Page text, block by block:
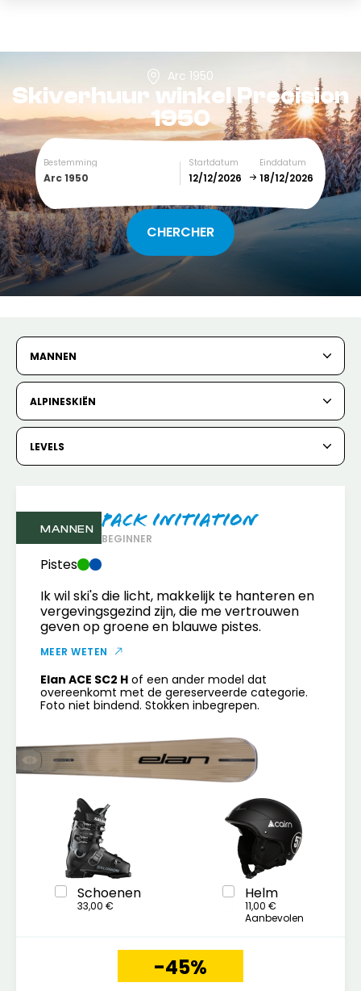
Arc 1950
Skiverhuur winkelPrecision
1950
Bestemming
Arc 1950
Startdatum Einddatum
December
1 2 3 4 5
6 7 8 9 10 11 12
13
1
3
10 11 12 13 14 15 16
17 18 19 20 21 22
31
MANNEN
ALPINESKIËN
LEVELS
MANNEN Pack Initiation
BEGINNER
Pistes
Ik wil ski's die licht, makkelijk te hanteren en
vergevingsgezind zijn, die me vertrouwen
geven op groene en blauwe pistes.
MEER WETEN
Elan ACE SC2 H of een ander model dat
overeenkomt met de gereserveerde categorie.
Foto niet bindend. Stokken inbegrepen.
Schoenen
33,00 €
Helm
11,00 €
Aanbevolen
-45%